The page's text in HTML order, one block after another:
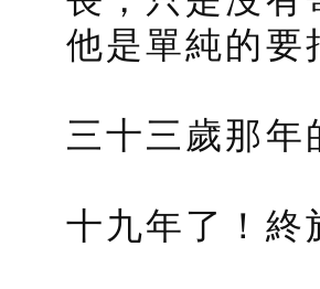
他是單純的要
三十三歲那
十九年了！終